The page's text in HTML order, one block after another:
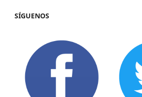
SÍGUENOS